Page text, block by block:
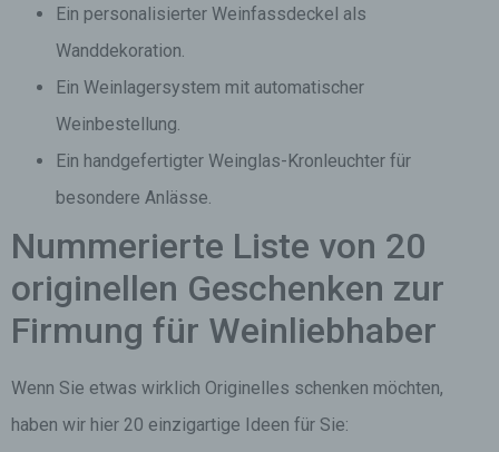
Ein personalisierter Weinfassdeckel als
Wanddekoration.
Ein Weinlagersystem mit automatischer
Weinbestellung.
Ein handgefertigter Weinglas-Kronleuchter für
besondere Anlässe.
Nummerierte Liste von 20
originellen Geschenken zur
Firmung für Weinliebhaber
Wenn Sie etwas wirklich Originelles schenken möchten,
haben wir hier 20 einzigartige Ideen für Sie: